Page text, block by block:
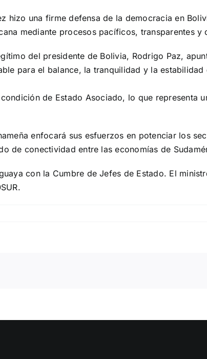
hizo una firme defensa de la democracia en
mediante procesos pacíficos, transparentes
del presidente de Bolivia, Rodrigo Paz,
para el balance, la tranquilidad y la estabilidad
de Estado Asociado, lo que representa
enfocará sus esfuerzos en potenciar los
de conectividad entre las economías de
con la Cumbre de Jefes de Estado. El